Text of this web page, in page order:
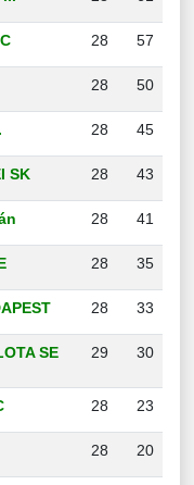
28 57
28 50
28 45
SK 28 43
28 41
28 35
28 33
SE
29 30
28 23
28 20